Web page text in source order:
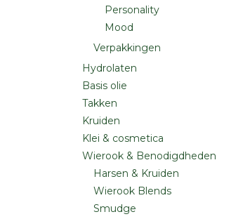
Personality
Mood
Verpakkingen
Hydrolaten
Basis olie
Takken
Kruiden
Klei & cosmetica
Wierook & Benodigdheden
Harsen & Kruiden
Wierook Blends
Smudge